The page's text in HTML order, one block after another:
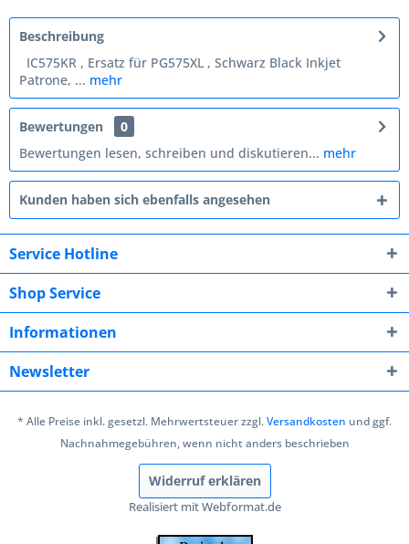
Beschreibung
IC575KR , Ersatz für PG575XL , Schwarz Black Inkjet
Patrone, ... mehr
Bewertungen
0
Bewertungen lesen, schreiben und diskutieren... mehr
Kunden haben sich ebenfalls angesehen
Service Hotline
Shop Service
Informationen
Newsletter
* Alle Preise inkl. gesetzl. Mehrwertsteuer zzgl.Versandkosten und ggf.
Nachnahmegebühren, wenn nicht anders beschrieben
Widerruf erklären
Realisiert mit Webformat.de